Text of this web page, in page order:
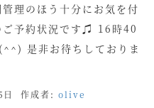
理のほう十分にお気を付
予約状況です♫ 16時40
是非お待ちしておりま
作成者: olive